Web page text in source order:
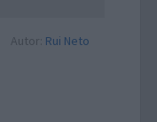
Autor: Rui Neto